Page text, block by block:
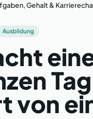
Gehalt &
Ausbildung
von